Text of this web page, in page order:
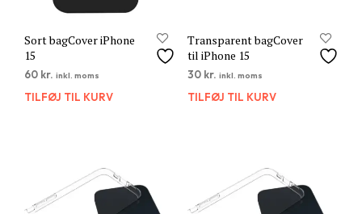
Sort bagCover iPhone
15
60 kr. inkl. moms
TILFØJ TIL KURV
Transparent bagCover
til iPhone 15
30 kr. inkl. moms
TILFØJ TIL KURV